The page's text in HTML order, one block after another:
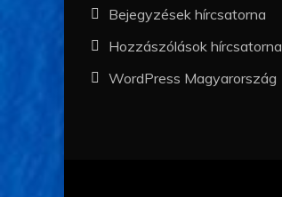
Bejegyzések hírcsatorna
Hozzászólások hírcsatorna
WordPress Magyarország